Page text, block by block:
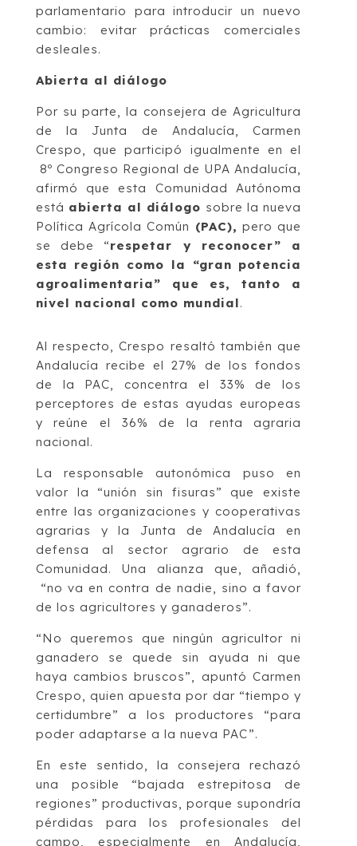
parlamentario para introducir un nuevo
cambio: evitar prácticas comerciales
desleales.
Abierta al diálogo
Por su parte, la consejera de Agricultura
de la Junta de Andalucía, Carmen
Crespo, que participó igualmente en el
8º Congreso Regional de UPA Andalucía,
afirmó que esta Comunidad Autónoma
está abierta al diálogo sobre la nueva
Política Agrícola Común (PAC), pero que
se debe “respetar y reconocer” a
esta región como la “gran potencia
agroalimentaria” que es, tanto a
nivel nacional como mundial.
Al respecto, Crespo resaltó también que
Andalucía recibe el 27% de los fondos
de la PAC, concentra el 33% de los
perceptores de estas ayudas europeas
y reúne el 36% de la renta agraria
nacional.
La responsable autonómica puso en
valor la “unión sin fisuras” que existe
entre las organizaciones y cooperativas
agrarias y la Junta de Andalucía en
defensa al sector agrario de esta
Comunidad. Una alianza que, añadió,
“no va en contra de nadie, sino a favor
de los agricultores y ganaderos”.
“No queremos que ningún agricultor ni
ganadero se quede sin ayuda ni que
haya cambios bruscos”, apuntó Carmen
Crespo, quien apuesta por dar “tiempo y
certidumbre” a los productores “para
poder adaptarse a la nueva PAC”.
En este sentido, la consejera rechazó
una posible “bajada estrepitosa de
regiones” productivas, porque supondría
pérdidas para los profesionales del
campo, especialmente en Andalucía,